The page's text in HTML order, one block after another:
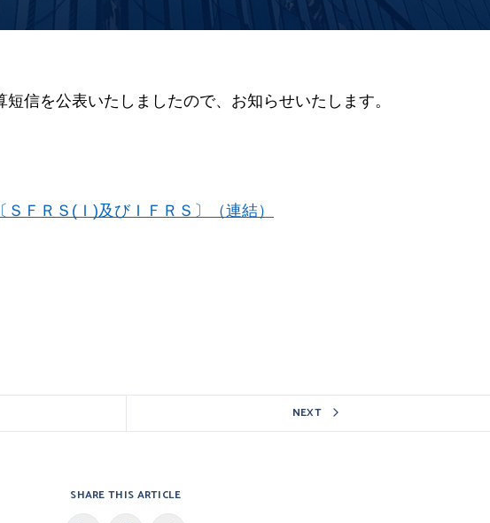
信を公表いたしましたので、お知らせいたします。
ＦＲＳ(Ｉ)及びＩＦＲＳ〕（連結）
NEXT
SHARE THIS ARTICLE